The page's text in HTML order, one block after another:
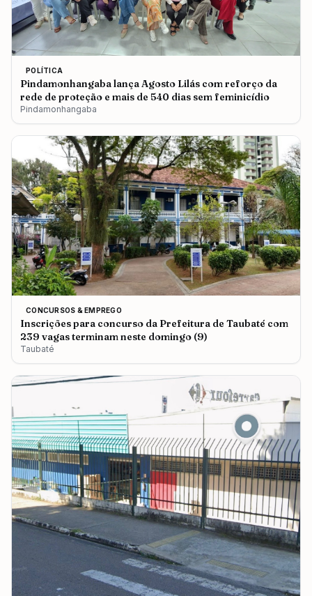
POLÍTICA
Pindamonhangaba lança Agosto Lilás com reforço da
rede de proteção e mais de 540 dias sem feminicídio
Pindamonhangaba
CONCURSOS & EMPREGO
Inscrições para concurso da Prefeitura de Taubaté com
239 vagas terminam neste domingo (9)
Taubaté